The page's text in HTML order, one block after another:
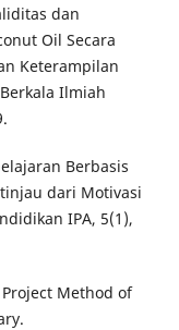
dan
Oil Secara
Keterampilan
Ilmiah
Berbasis
dari Motivasi
IPA, 5(1),
Project Method of